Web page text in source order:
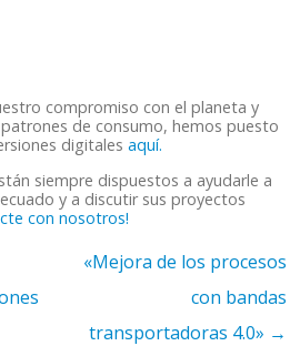
compromiso con el planeta y
de consumo, hemos puesto
digitales aquí.
siempre dispuestos a ayudarle a
y a discutir sus proyectos
con nosotros!
«Mejora de los procesos
con bandas
transportadoras 4.0» →